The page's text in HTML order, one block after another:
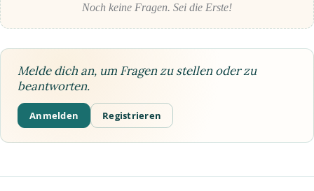
Noch keine Fragen. Sei die Erste!
Melde dich an, um Fragen zu stellen oder zu
beantworten.
Anmelden Registrieren